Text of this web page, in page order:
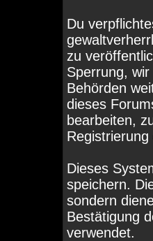
Du
zu
Sperrung,
Behörden
dieses
bearbeiten,
Dieses
speichern.
sondern
Bestätigung
verwendet.